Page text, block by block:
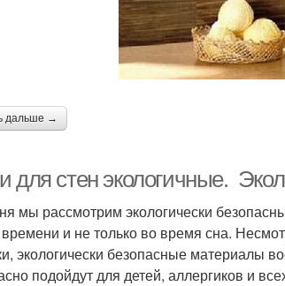
дальше →
для стен экологичные.
мы рассмотрим экологически
и не только во время сна.
экологически безопасные материалы
подойдут для детей, аллергиков и